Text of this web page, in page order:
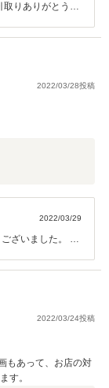
2022/03/28投稿
2022/03/29
ざいました。 ま
2022/03/24投稿
もあって、お店の対
す。